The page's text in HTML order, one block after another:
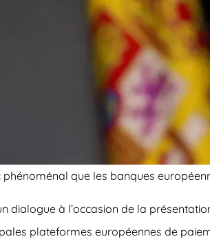
phénoménal que les banques
dialogue à l’occasion de la
plateformes européennes de